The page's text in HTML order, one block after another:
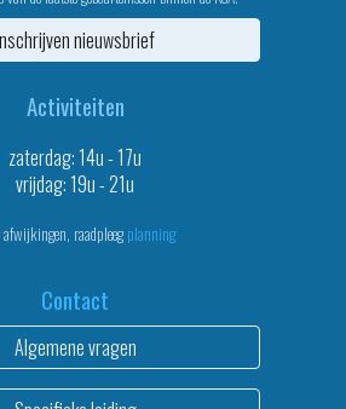
nieuwsbrief
Activiteiten
zaterdag: 14u - 17u
vrijdag: 19u - 21u
afwijkingen, raadpleegplanning
Contact
Algemene vragen